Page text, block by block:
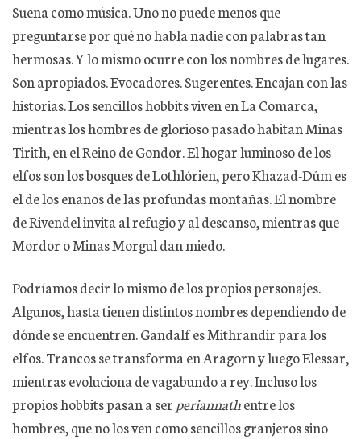
Suena como música. Uno no puede menos que
preguntarse por qué no habla nadie con palabras tan
hermosas. Y lo mismo ocurre con los nombres de lugares.
Son apropiados. Evocadores. Sugerentes. Encajan con las
historias. Los sencillos hobbits viven en La Comarca,
mientras los hombres de glorioso pasado habitan Minas
Tirith, en el Reino de Gondor. El hogar luminoso de los
elfos son los bosques de Lothlórien, pero Khazad-Dûm es
el de los enanos de las profundas montañas. El nombre
de Rivendel invita al refugio y al descanso, mientras que
Mordor o Minas Morgul dan miedo.
Podríamos decir lo mismo de los propios personajes.
Algunos, hasta tienen distintos nombres dependiendo de
dónde se encuentren. Gandalf es Mithrandir para los
elfos. Trancos se transforma en Aragorn y luego Elessar,
mientras evoluciona de vagabundo a rey. Incluso los
propios hobbits pasan a ser periannathentre los
hombres, que no los ven como sencillos granjeros sino